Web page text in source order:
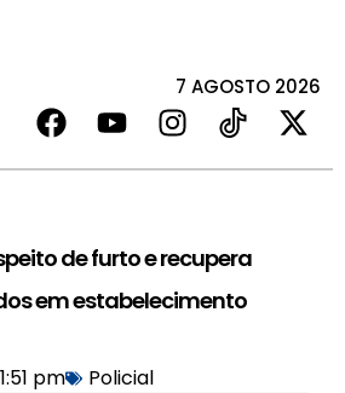
7 AGOSTO 2026
de furto e recupera
em estabelecimento
1:51 pm Policial